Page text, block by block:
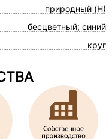
природный (Н)
бесцветный; синий
круг